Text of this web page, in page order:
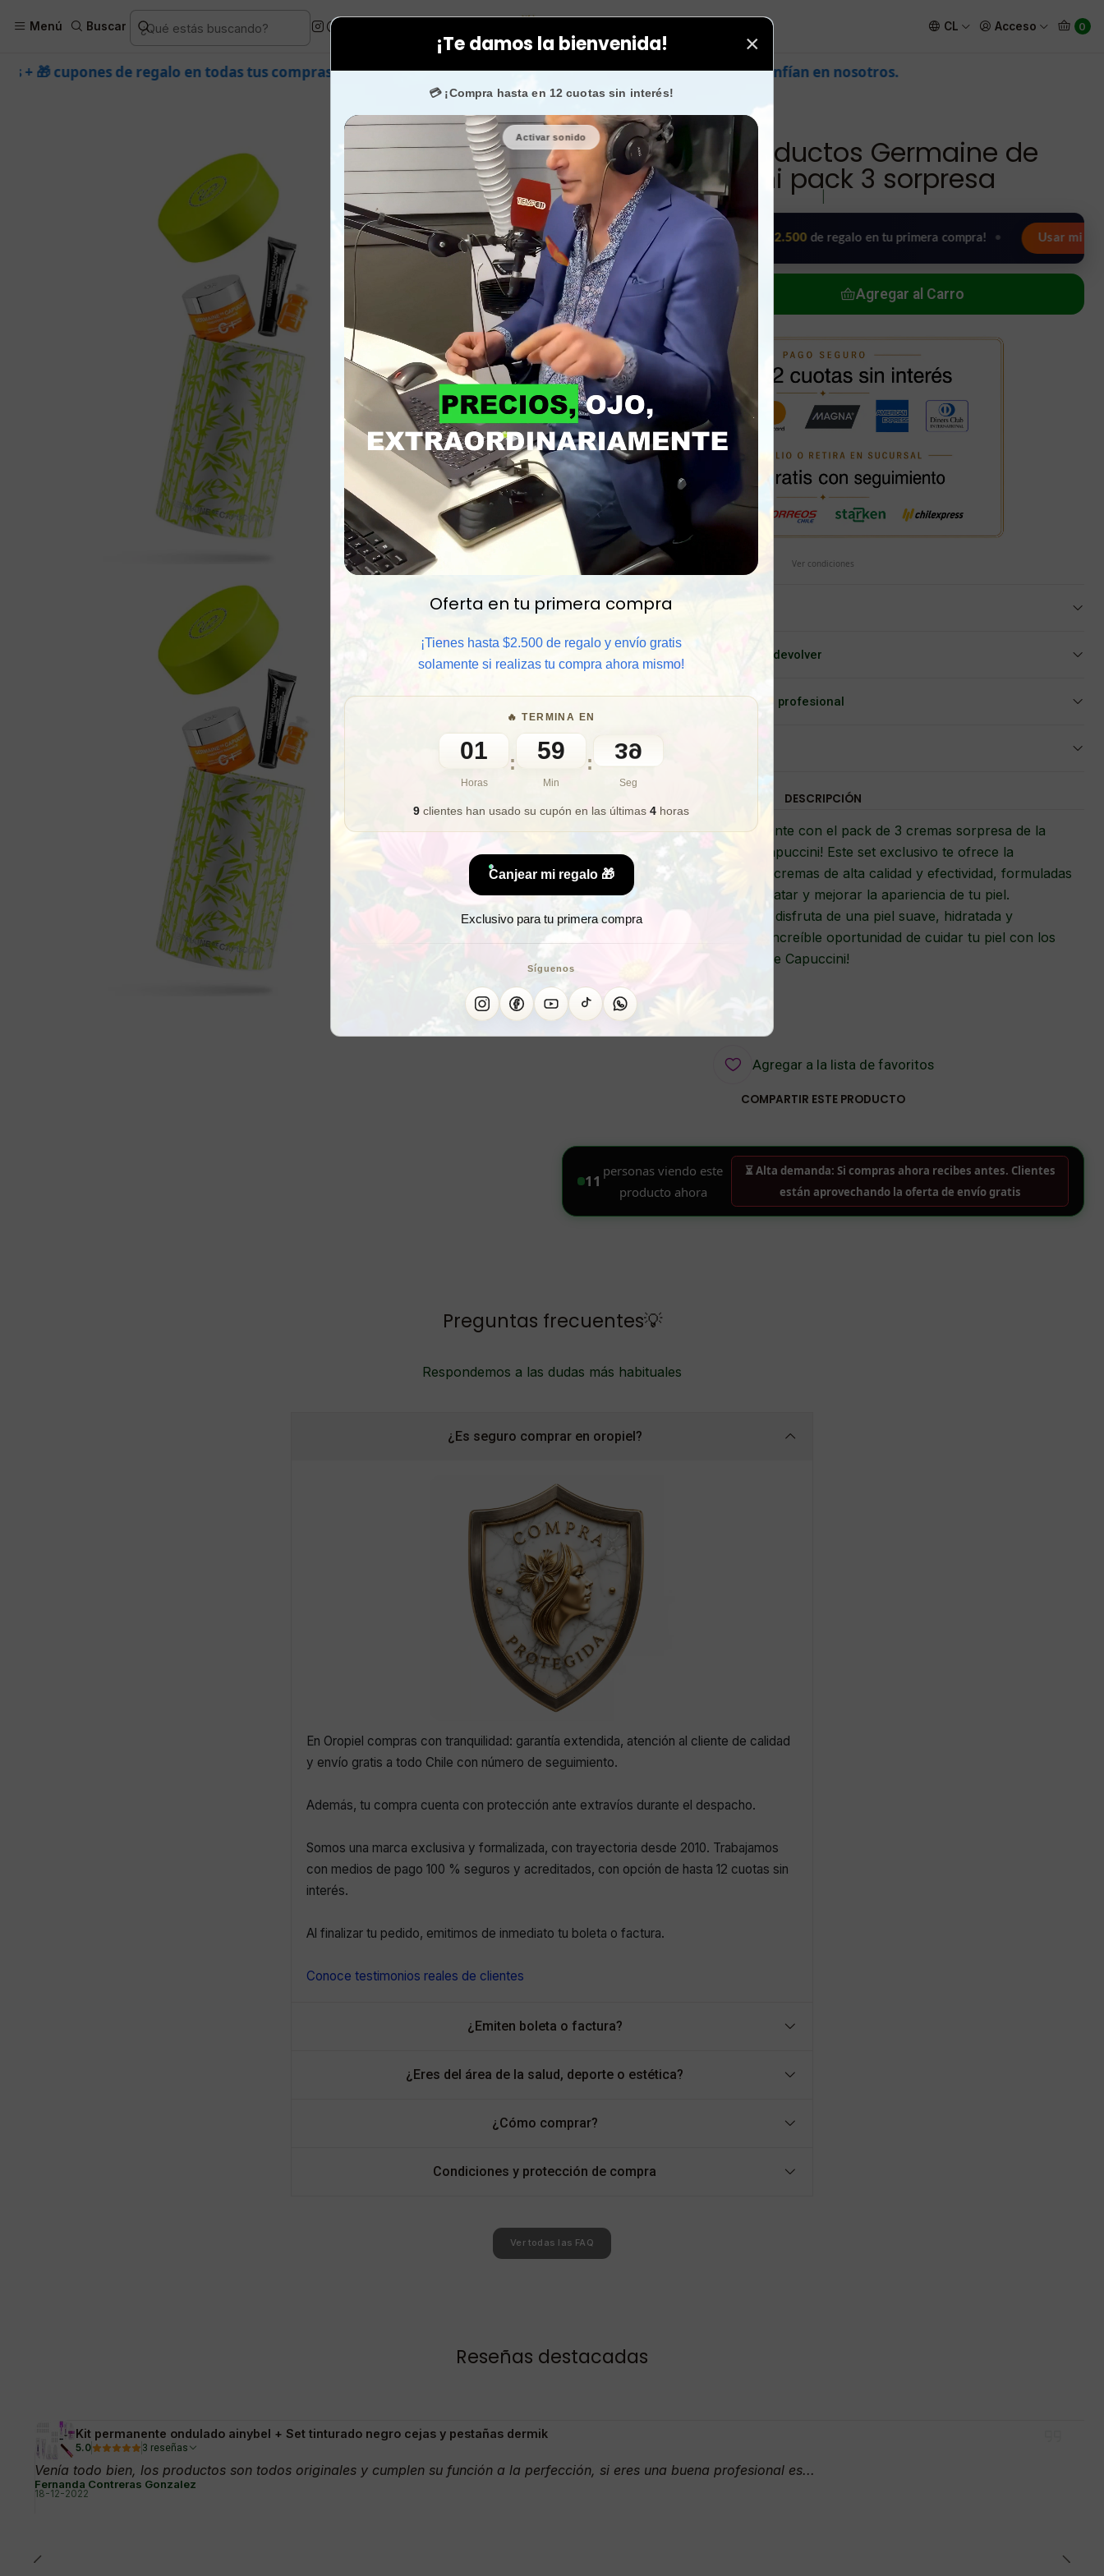
¡Te damos la bienvenida! ×
💳 ¡Compra hasta en 12 cuotas sin interés!
Activar sonido
Oferta en tu primera compra
¡Tienes hasta $2.500 de regalo y envío gratis
solamente si realizas tu compra ahora mismo!
🔥 TERMINA EN
01
Horas
: 59
Min
: 37
Seg
9 clientes han usado su cupón en las últimas 4 horas
Canjear mi regalo 🎁
Exclusivo para tu primera compra
Síguenos
Menú Buscar CL Acceso 0
Marcas Germaine de Capuccini Facial Packs Comprar productos Germaine de Capuccini pack 3 sorpresa
en todas tus compras. ⚡ Compra rápido y aprovecha. 💙 +50.000 fans enInstagramconfían en nosotros.
Comprar productos Germaine de
Capuccini pack 3 sorpresa
🎉 Bienvenid@ $2.500 de regalo en tu primera compra! • Usar mi regalo
Cantidad
Agregar al Carro
Ver condiciones
📦 Comprar al por mayor
⏰ Garantía 8 meses para cambiar o devolver
🧑‍💼 Atención al cliente y/o Asesoría profesional
🎁 Lo quiero para regalo
DESCRIPCIÓN
¡Descubre la magia de la piel radiante con el pack de 3 cremas sorpresa de la
prestigiosa marca Germaine de Capuccini! Este set exclusivo te ofrece la
oportunidad de probar diferentes cremas de alta calidad y efectividad, formuladas
con ingredientes naturales para tratar y mejorar la apariencia de tu piel.
Sorpréndete con los resultados y disfruta de una piel suave, hidratada y
rejuvenecida. ¡No te pierdas esta increíble oportunidad de cuidar tu piel con los
mejores productos de Germaine de Capuccini!
*Imágenes referenciales
Agregar a la lista de favoritos
COMPARTIR ESTE PRODUCTO
Preguntas frecuentes💡
Respondemos a las dudas más habituales
¿Es seguro comprar en oropiel?
En Oropiel compras con tranquilidad: garantía extendida, atención al cliente de calidad
y envío gratis a todo Chile con número de seguimiento.
Además, tu compra cuenta con protección ante extravíos durante el despacho.
Somos una marca exclusiva y formalizada, con trayectoria desde 2010. Trabajamos
con medios de pago 100 % seguros y acreditados, con opción de hasta 12 cuotas sin
interés.
Al finalizar tu pedido, emitimos de inmediato tu boleta o factura.
Conoce testimonios reales de clientes
¿Emiten boleta o factura?
¿Eres del área de la salud, deporte o estética?
¿Cómo comprar?
Condiciones y protección de compra
Ver todas las FAQ
Reseñas destacadas
Kit permanente ondulado ainybel + Set tinturado negro cejas y pestañas dermik
5.0 3 reseñas
Venía todo bien, los productos son todos originales y cumplen su función a la perfección, si eres una buena profesional es...
Fernanda Contreras Gonzalez
18-12-2022